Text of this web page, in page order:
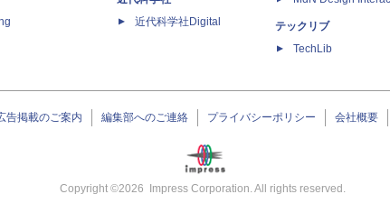
近代科学社Digital
テックリブ
TechLib
告掲載のご案内 編集部へのご連絡 プライバシーポリシー 会社概要
Copyright ©2026 Impress Corporation. All rights reserved.